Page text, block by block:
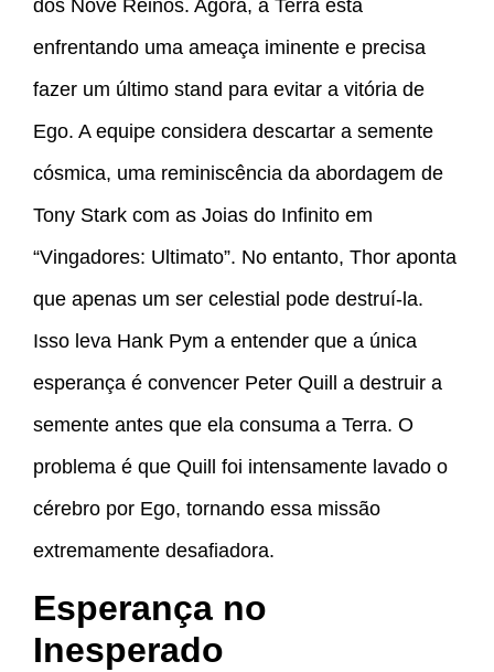
dos Nove Reinos. Agora, a Terra está
enfrentando uma ameaça iminente e precisa
fazer um último stand para evitar a vitória de
Ego. A equipe considera descartar a semente
cósmica, uma reminiscência da abordagem de
Tony Stark com as Joias do Infinito em
“Vingadores: Ultimato”. No entanto, Thor aponta
que apenas um ser celestial pode destruí-la.
Isso leva Hank Pym a entender que a única
esperança é convencer Peter Quill a destruir a
semente antes que ela consuma a Terra. O
problema é que Quill foi intensamente lavado o
cérebro por Ego, tornando essa missão
extremamente desafiadora.
Esperança no
Inesperado